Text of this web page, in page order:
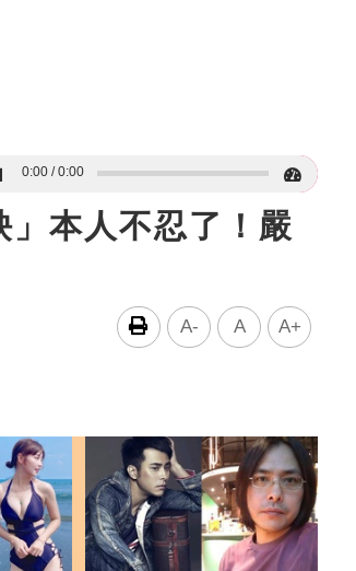
0:00 0:00
本人不忍了！嚴
A- A A+